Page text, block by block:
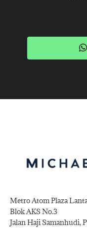
Metro Atom Plaza
Blok AKS No.3
Jalan Haji Samanhudi,